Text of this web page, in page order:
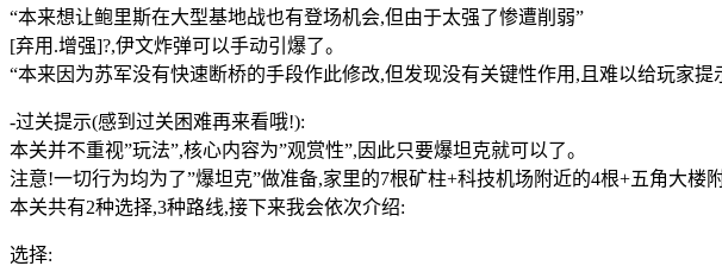
“本来想让鲍里斯在大型基地战也有登场机会,但由于太强了惨遭削弱”
[弃用.增强]?,伊文炸弹可以手动引爆了。
“本来因为苏军没有快速断桥的手段作此修改,但发现没有关键性作用,且难以给玩家提
-过关提示(感到过关困难再来看哦!):
本关并不重视”玩法”,核心内容为”观赏性”,因此只要爆坦克就可以了。
注意!一切行为均为了”爆坦克”做准备,家里的7根矿柱+科技机场附近的4根+五角大
本关共有2种选择,3种路线,接下来我会依次介绍:
选择: